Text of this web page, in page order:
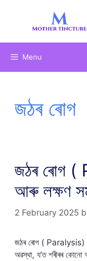
Menu
জঠৰ ৰোগ
জঠৰ ৰোগ (
আৰু লক্ষণ
2 February 2025
জঠৰ ৰোগ ( Paralysis)
অৱস্থা, য’ত শৰীৰৰ